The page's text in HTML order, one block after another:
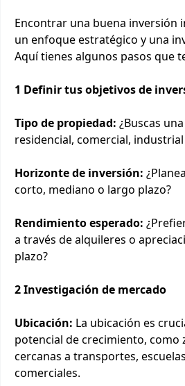
Encontrar una buena inversión
un enfoque estratégico y una
Aquí tienes algunos pasos que
1 Definir tus objetivos de
Tipo de propiedad: ¿Buscas
residencial, comercial,
Horizonte de inversión:
corto, mediano o largo plazo?
Rendimiento esperado:
a través de alquileres o
plazo?
2 Investigación de mercado
Ubicación: La ubicación es
potencial de crecimiento, como
cercanas a transportes,
comerciales.